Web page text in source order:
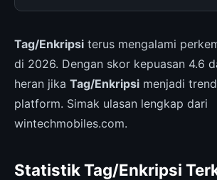
Tag/Enkripsi terus mengalami
di 2026. Dengan skor kepuasan 4.6
heran jika Tag/Enkripsi menjadi
platform. Simak ulasan lengkap dari
wintechmobiles.com.
Statistik Tag/Enkripsi